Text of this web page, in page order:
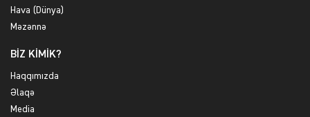
Hava (Dünya)
Məzənnə
BİZ KİMİK?
Haqqımızda
Əlaqə
Media